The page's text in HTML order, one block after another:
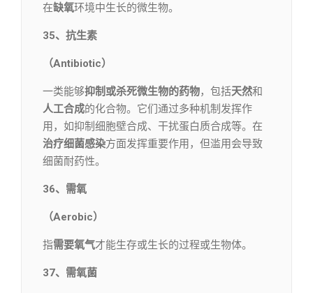
在缺氧环境中生长的微生物。
35、抗生素
（Antibiotic）
一类能够抑制或杀死微生物的药物，包括天然和
人工合成的化合物。它们通过多种机制发挥作
用，如抑制细胞壁合成、干扰蛋白质合成等。在
治疗细菌感染方面发挥重要作用，但滥用会导致
细菌耐药性。
36、需氧
（Aerobic）
指需要氧气才能生存或生长的过程或生物体。
37、需氧菌